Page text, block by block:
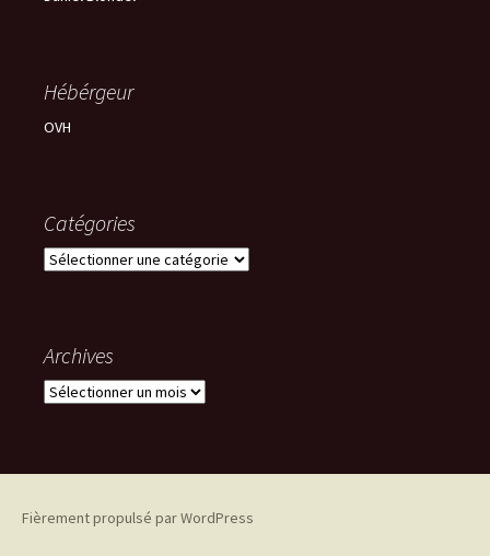
Hébérgeur
OVH
Catégories
Catégories
Archives
Archives
Fièrement propulsé par WordPress